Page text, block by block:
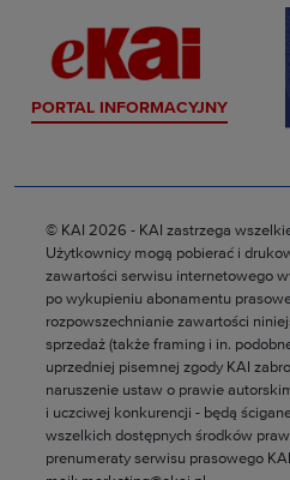
PORTAL INFORMACYJNY
© KAI 2026 - KAI zastrzega
Użytkownicy mogą pobierać i
zawartości serwisu internetowego
po wykupieniu abonamentu
rozpowszechnianie zawartości
sprzedaż (także framing i in.
uprzedniej pisemnej zgody KAI
naruszenie ustaw o prawie
i uczciwej konkurencji - będą
wszelkich dostępnych środków
prenumeraty serwisu prasowego